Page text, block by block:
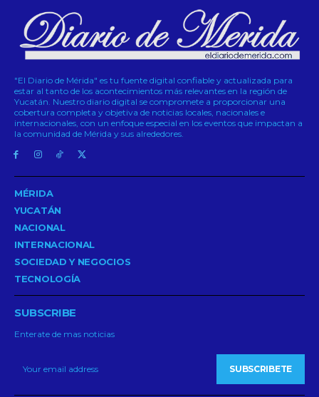
"El Diario de Mérida" es tu fuente digital confiable y actualizada para
estar al tanto de los acontecimientos más relevantes en la región de
Yucatán. Nuestro diario digital se compromete a proporcionar una
cobertura completa y objetiva de noticias locales, nacionales e
internacionales, con un enfoque especial en los eventos que impactan a
la comunidad de Mérida y sus alrededores.
MÉRIDA
YUCATÁN
NACIONAL
INTERNACIONAL
SOCIEDAD Y NEGOCIOS
TECNOLOGÍA
SUBSCRIBE
Enterate de mas noticias
SUBSCRIBETE